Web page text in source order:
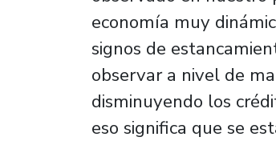
economía muy
signos de
observar a nivel de
disminuyendo los
eso significa que se